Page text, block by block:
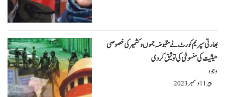
بھارتی سپریم کورٹ نے مقبوضہ جموں و کشمیر کی خصوصی
حیثیت کی منسوخی کی توثیق کردی
وجود
پیر11دسمبر2023